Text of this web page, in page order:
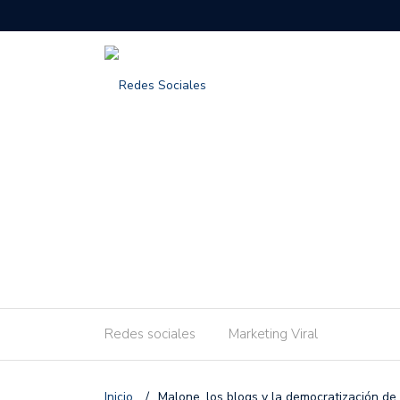
Redes sociales Marketing Viral